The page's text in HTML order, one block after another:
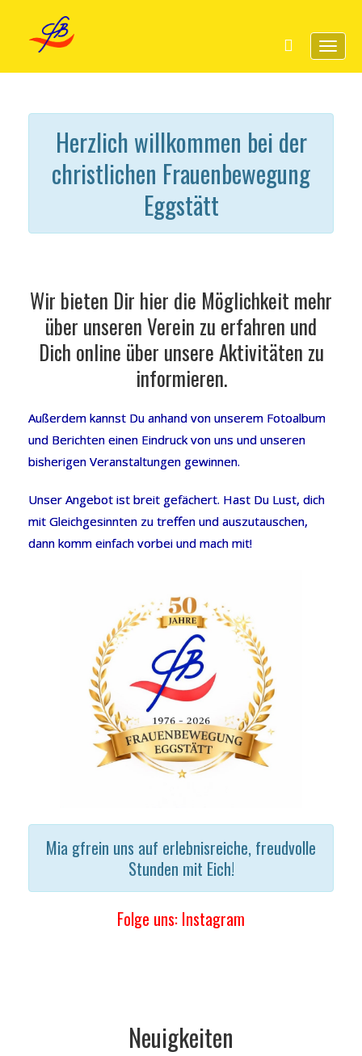
Herzlich willkommen bei der
christlichen Frauenbewegung
Eggstätt
Wir bieten Dir hier die Möglichkeit mehr
über unseren Verein zu erfahren und
Dich online über unsere Aktivitäten zu
informieren.
Außerdem kannst Du anhand von unserem Fotoalbum
und Berichten einen Eindruck von uns und unseren
bisherigen Veranstaltungen gewinnen.
Unser Angebot ist breit gefächert. Hast Du Lust, dich
mit Gleichgesinnten zu treffen und auszutauschen,
dann komm einfach vorbei und mach mit!
Mia gfrein uns auf erlebnisreiche, freudvolle
Stunden mit Eich!
Folge uns: Instagram
Neuigkeiten